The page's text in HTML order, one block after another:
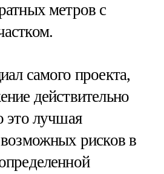
метров с
самого проекта,
действительно
это лучшая
возможных рисков в